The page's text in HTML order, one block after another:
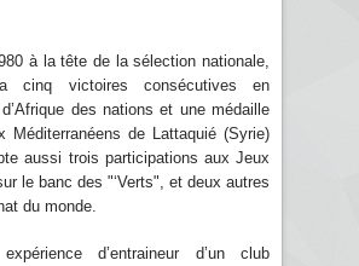
à la tête de la sélection nationale,
cinq victoires consécutives en
des nations et une médaille
Méditerranéens de Lattaquié (Syrie)
aussi trois participations aux Jeux
le banc des "‘Verts", et deux autres
du monde.
d’entraineur d’un club